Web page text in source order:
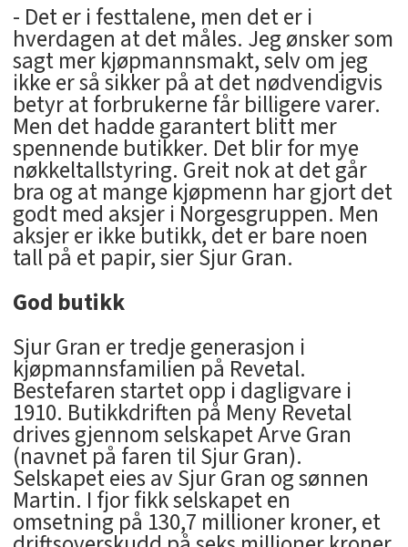
- Det er i festtalene, men det er i
hverdagen at det måles. Jeg ønsker som
sagt mer kjøpmannsmakt, selv om jeg
ikke er så sikker på at det nødvendigvis
betyr at forbrukerne får billigere varer.
Men det hadde garantert blitt mer
spennende butikker. Det blir for mye
nøkkeltallstyring. Greit nok at det går
bra og at mange kjøpmenn har gjort det
godt med aksjer i Norgesgruppen. Men
aksjer er ikke butikk, det er bare noen
tall på et papir, sier Sjur Gran.
God butikk
Sjur Gran er tredje generasjon i
kjøpmannsfamilien på Revetal.
Bestefaren startet opp i dagligvare i
1910. Butikkdriften på Meny Revetal
drives gjennom selskapet Arve Gran
(navnet på faren til Sjur Gran).
Selskapet eies av Sjur Gran og sønnen
Martin. I fjor fikk selskapet en
omsetning på 130,7 millioner kroner, et